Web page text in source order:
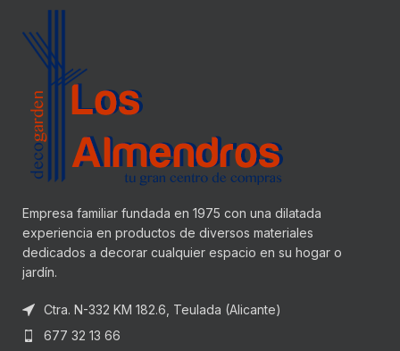
Empresa familiar fundada en 1975 con una dilatada
experiencia en productos de diversos materiales
dedicados a decorar cualquier espacio en su hogar o
jardín.
Ctra. N-332 KM 182.6, Teulada (Alicante)
677 32 13 66